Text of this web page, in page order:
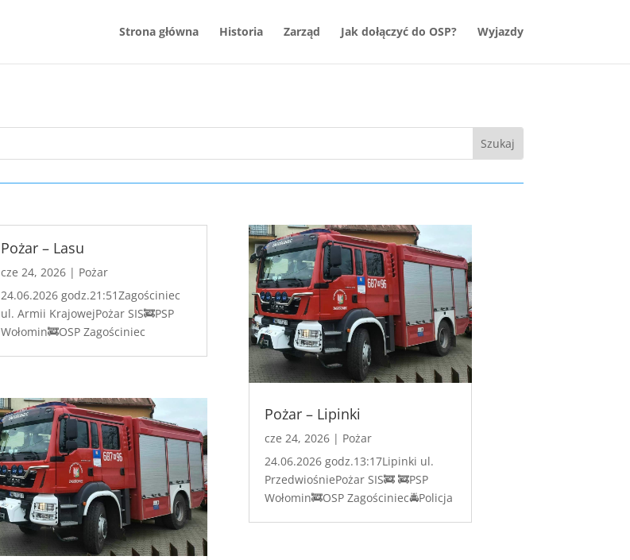
Strona główna Historia Zarząd Jak dołączyć do OSP? Wyjazdy
Pożar – Lasu
cze 24, 2026| Pożar
24.06.2026 godz.21:51Zagościniec
ul. Armii KrajowejPożar SIS🚒PSP
Wołomin🚒OSP Zagościniec
Pożar – Lipinki
cze 24, 2026 | Pożar
24.06.2026 godz.13:17Lipinki ul.
PrzedwiośniePożar SIS🚒 🚒PSP
Wołomin🚒OSP Zagościniec🚔Policja